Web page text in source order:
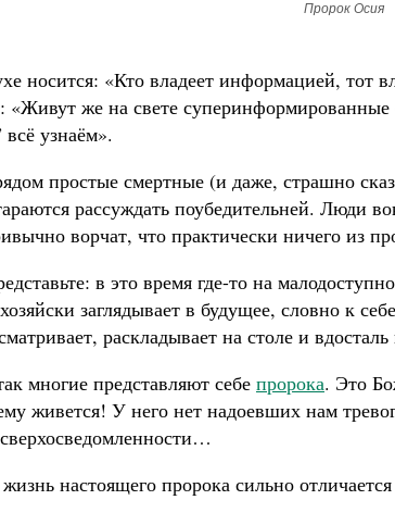
Пророк Осия
носится: «Кто владеет информацией, тот
«Живут же на свете
узнаём».
простые смертные (и даже, страшно
рассуждать поубедительней. Люди
ворчат, что практически ничего из
в это время где-то на
заглядывает в будущее, словно к
раскладывает на столе и
многие представляют себе пророка. Это
живется! У него нет надоевших нам
настоящего пророка сильно